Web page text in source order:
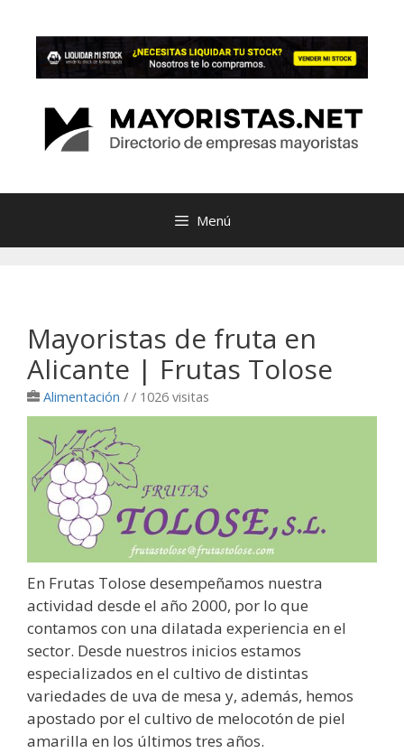
contenido
Menú
Mayoristas de fruta en
Alicante | Frutas Tolose
Alimentación / / 1026 visitas
En Frutas Tolose desempeñamos nuestra
actividad desde el año 2000, por lo que
contamos con una dilatada experiencia en el
sector. Desde nuestros inicios estamos
especializados en el cultivo de distintas
variedades de uva de mesa y, además, hemos
apostado por el cultivo de melocotón de piel
amarilla en los últimos tres años.